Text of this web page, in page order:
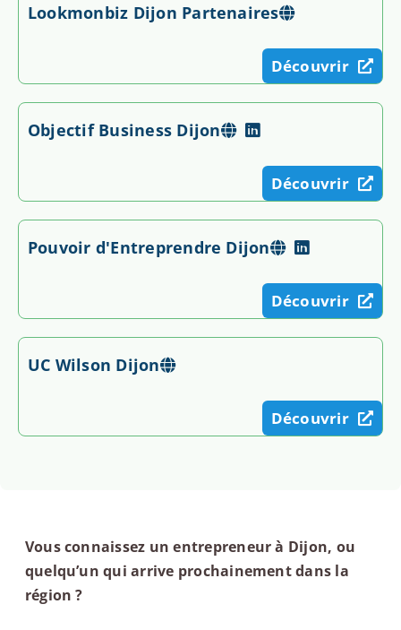
Lookmonbiz Dijon Partenaires
Découvrir
Objectif Business Dijon
Découvrir
Pouvoir d'Entreprendre Dijon
Découvrir
UC Wilson Dijon
Découvrir
Vous connaissez un entrepreneur à Dijon, ou
quelqu’un qui arrive prochainement dans la
région ?